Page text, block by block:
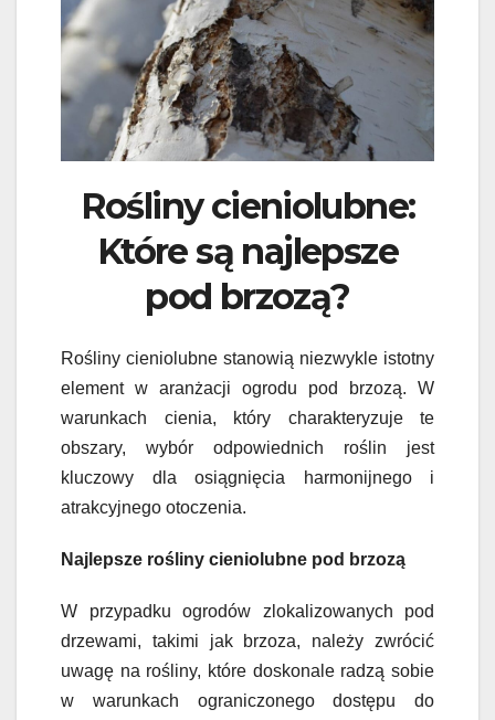
Rośliny cieniolubne:
Które są najlepsze
pod brzozą?
Rośliny cieniolubne stanowią niezwykle istotny
element w aranżacji ogrodu pod brzozą. W
warunkach cienia, który charakteryzuje te
obszary, wybór odpowiednich roślin jest
kluczowy dla osiągnięcia harmonijnego i
atrakcyjnego otoczenia.
Najlepsze rośliny cieniolubne pod brzozą
W przypadku ogrodów zlokalizowanych pod
drzewami, takimi jak brzoza, należy zwrócić
uwagę na rośliny, które doskonale radzą sobie
w warunkach ograniczonego dostępu do